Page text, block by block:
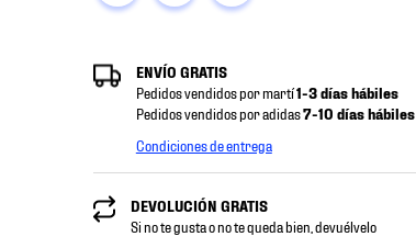
ENVÍO GRATIS
Pedidos vendidos por martí1-3 días hábiles
Pedidos vendidos por adidas7-10 días hábiles
Condiciones de entrega
DEVOLUCIÓN GRATIS
Si no te gusta o no te queda bien, devuélvelo